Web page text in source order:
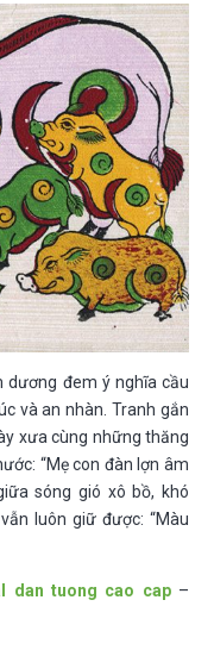
dương đem ý nghĩa cầu
và an nhàn. Tranh gắn
xưa cùng những thăng
“Mẹ con đàn lợn âm
sóng gió xô bồ, khó
luôn giữ được: “Màu
dan tuong cao cap–